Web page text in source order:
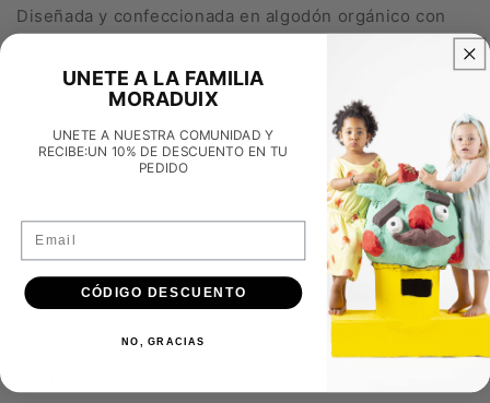
Diseñada y confeccionada en algodón orgánico con
Diseñado y producido en Mallorca, Certificado Gots,
Oeko-tex en todos nuestros productos
UNETE A LA FAMILIA
MORADUIX
UNETE A NUESTRA COMUNIDAD Y
RECIBE:UN 10% DE DESCUENTO EN TU
PEDIDO
Email
CÓDIGO DESCUENTO
NO, GRACIAS